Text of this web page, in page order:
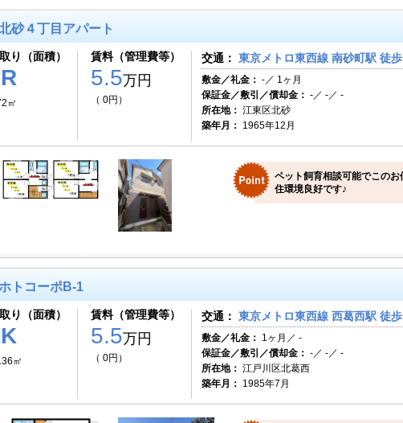
砂４丁目アパート
り（面積）
㎡
賃料（管理費等）
5.5万円
（ 0円）
交通： 東京メトロ東西線 南砂町駅 徒
敷金／礼金： -／ 1ヶ月
保証金／敷引／償却金： -／ -／ -
所在地： 江東区北砂
築年月： 1965年12月
ペット飼育相談可能でこのお
住環境良好です♪
トコーポB-1
り（面積）
㎡
賃料（管理費等）
5.5万円
（ 0円）
交通： 東京メトロ東西線 西葛西駅 徒
敷金／礼金： 1ヶ月／ -
保証金／敷引／償却金： -／ -／ -
所在地： 江戸川区北葛西
築年月： 1985年7月